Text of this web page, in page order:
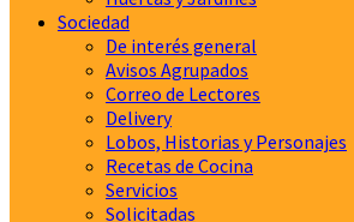
Sociedad
De interés general
Avisos Agrupados
Correo de Lectores
Delivery
Lobos, Historias y Personajes
Recetas de Cocina
Servicios
Solicitadas